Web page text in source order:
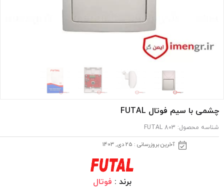
چشمی با سیم فوتال FUTAL
شناسه محصول: 803 FUTAL
آخرین بروزرسانی : 25 دی, 1403
برند : فوتال